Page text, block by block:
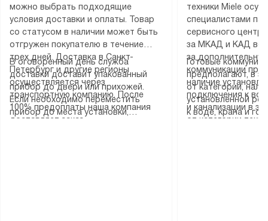
можно выбрать подходящие
условия доставки и оплаты. Товар
со статусом в наличии может быть
отгружен покупателю в течение
трех дней. Доставка в Санкт-
Петербург и другие регионы
осуществляется через
транспортную компанию. После
100% предоплаты наша компания
доставляет заказ
В оговоренный день служба
доставки доставит упакованный
прибор до двери или прихожей.
Если необходимо переместить
прибор до места установки,
техники Miele
специалистами
сервисного
за МКАД и КАД
за
коммуникации
наличие
подключения к
и канализации в
от категории
Готовые
предполагают, в
от категории,
установленной
к воде, крана и